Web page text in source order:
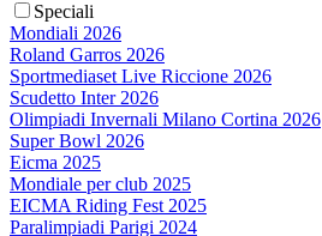
Speciali
Mondiali 2026
Roland Garros 2026
Sportmediaset Live Riccione 2026
Scudetto Inter 2026
Olimpiadi Invernali Milano Cortina 2026
Super Bowl 2026
Eicma 2025
Mondiale per club 2025
EICMA Riding Fest 2025
Paralimpiadi Parigi 2024